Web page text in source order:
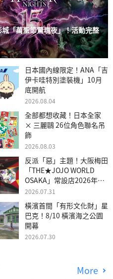
「萬聖節驚魂夜」！活動完整
日本國內線限定！ANA「吉
伊卡哇特別塗裝機」10月
底開航
2026.08.04
全部都想收藏！日本全家
× 三麗鷗 26位角色聯名吊
飾
2026.08.03
反派「惡」主題！大阪梅田
「THE★JOJO WORLD
OSAKA」常設店2026年冬
季開幕
2026.07.31
橫濱首間「有形文化財」星
巴克！8/10 橫濱海之公園
開幕
2026.07.30
More